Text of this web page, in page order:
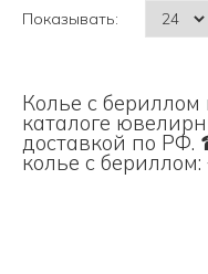
Показывать:
Колье с бериллом
каталоге
доставкой по
колье с